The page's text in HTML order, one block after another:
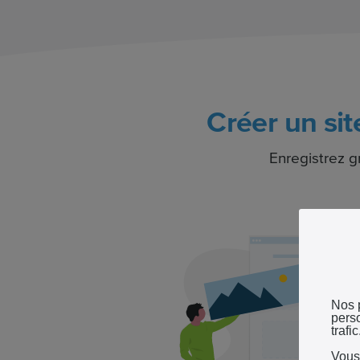
Créer un
Enregistrez
Nos